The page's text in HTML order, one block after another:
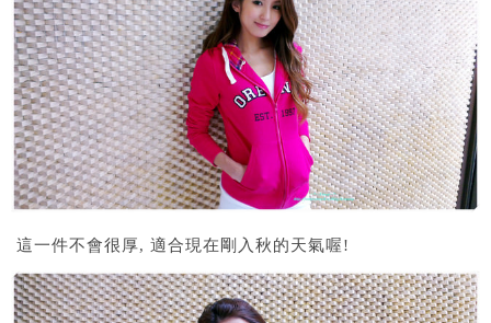
這一件不會很厚, 適合現在剛入秋的天氣喔!